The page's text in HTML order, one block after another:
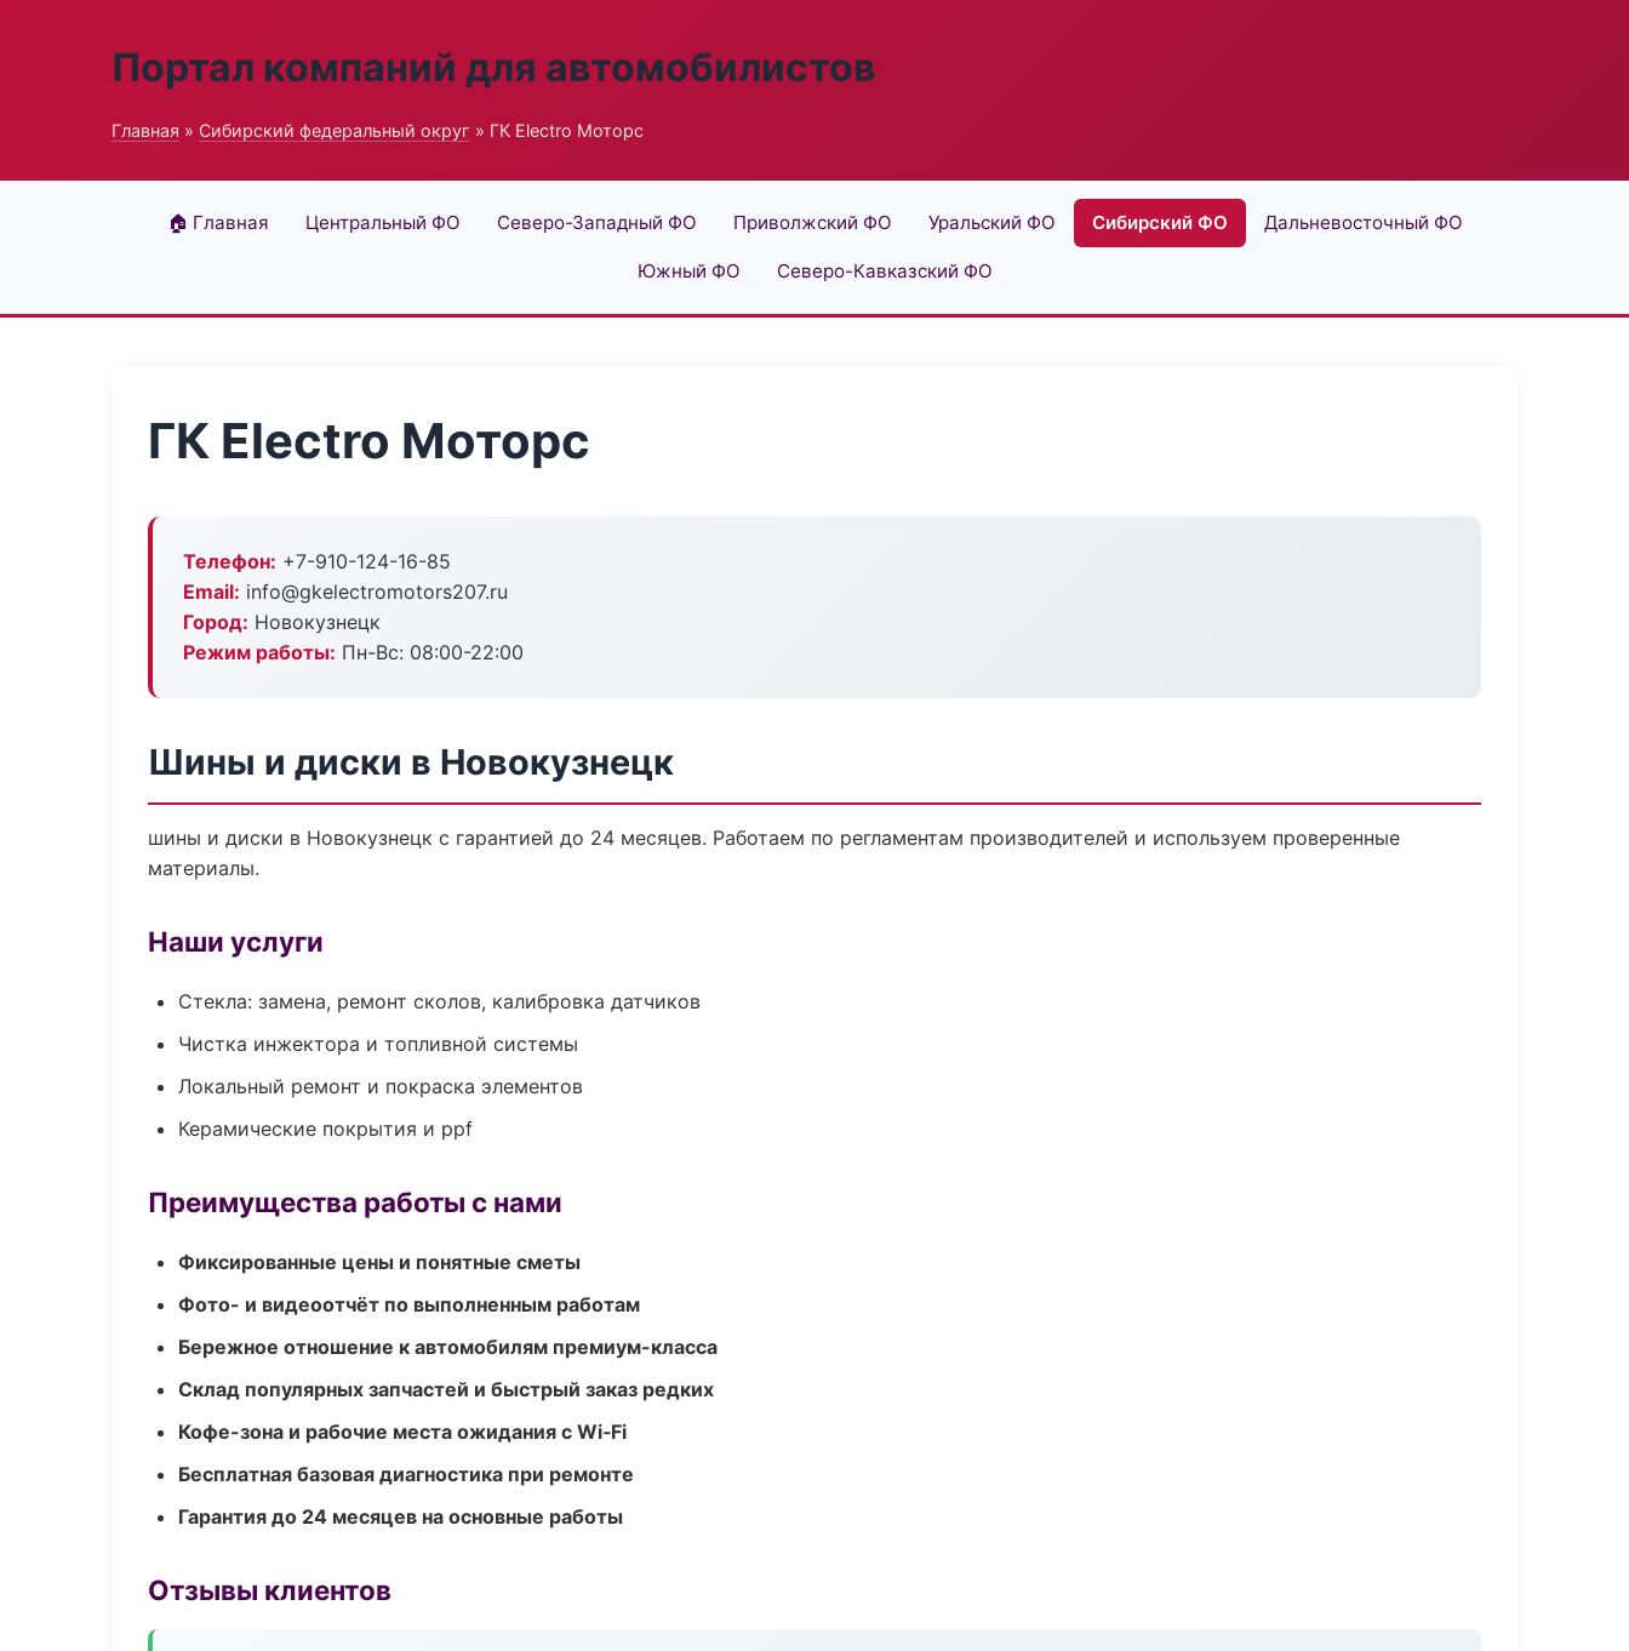
Портал компаний для автомобилистов
Главная » Сибирский федеральный округ » ГК Electro Моторс
🏠 Главная Центральный ФО Северо-Западный ФО Приволжский ФО Уральский ФО Сибирский ФО Дальневосточный ФО
Южный ФО Северо-Кавказский ФО
ГК Electro Моторс
Телефон: +7-910-124-16-85
Email: info@gkelectromotors207.ru
Город: Новокузнецк
Режим работы: Пн-Вс: 08:00-22:00
Шины и диски в Новокузнецк
шины и диски в Новокузнецк с гарантией до 24 месяцев. Работаем по регламентам производителей и используем проверенные
материалы.
Наши услуги
Стекла: замена, ремонт сколов, калибровка датчиков
Чистка инжектора и топливной системы
Локальный ремонт и покраска элементов
Керамические покрытия и ppf
Преимущества работы с нами
Фиксированные цены и понятные сметы
Фото- и видеоотчёт по выполненным работам
Бережное отношение к автомобилям премиум-класса
Склад популярных запчастей и быстрый заказ редких
Кофе-зона и рабочие места ожидания с Wi‑Fi
Бесплатная базовая диагностика при ремонте
Гарантия до 24 месяцев на основные работы
Отзывы клиентов